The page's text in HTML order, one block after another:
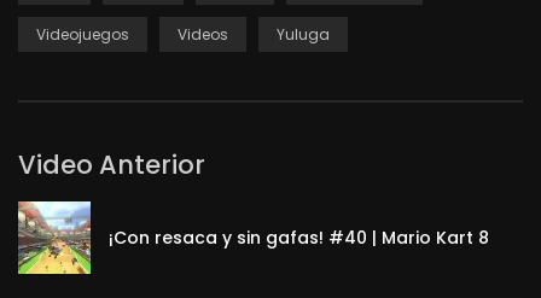
Videojuegos Videos Yuluga
Video Anterior
¡Con resaca y sin gafas! #40 | Mario Kart 8